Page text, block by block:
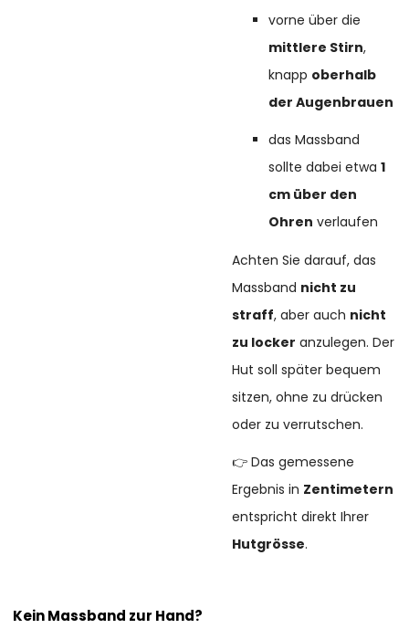
vorne über die
mittlere Stirn,
knapp oberhalb
der Augenbrauen
das Massband
sollte dabei etwa1
cm über den
Ohren verlaufen
Achten Sie darauf, das
Massband nicht zu
straff, aber auch nicht
zu locker anzulegen. Der
Hut soll später bequem
sitzen, ohne zu drücken
oder zu verrutschen.
👉 Das gemessene
Ergebnis in Zentimetern
entspricht direkt Ihrer
Hutgrösse.
Kein Massband zur Hand?